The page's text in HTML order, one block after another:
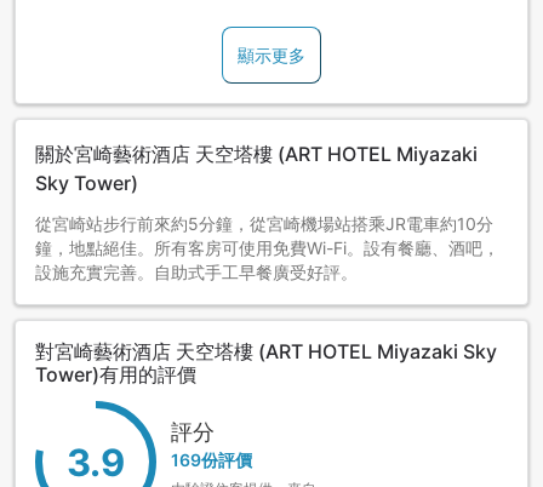
顯示更多
關於宮崎藝術酒店 天空塔樓 (ART HOTEL Miyazaki
Sky Tower)
從宮崎站步行前來約5分鐘，從宮崎機場站搭乘JR電車約10分
鐘，地點絕佳。所有客房可使用免費Wi-Fi。設有餐廳、酒吧，
設施充實完善。自助式手工早餐廣受好評。
對宮崎藝術酒店 天空塔樓 (ART HOTEL Miyazaki Sky
Tower)有用的評價
3.9
評分
169份評價